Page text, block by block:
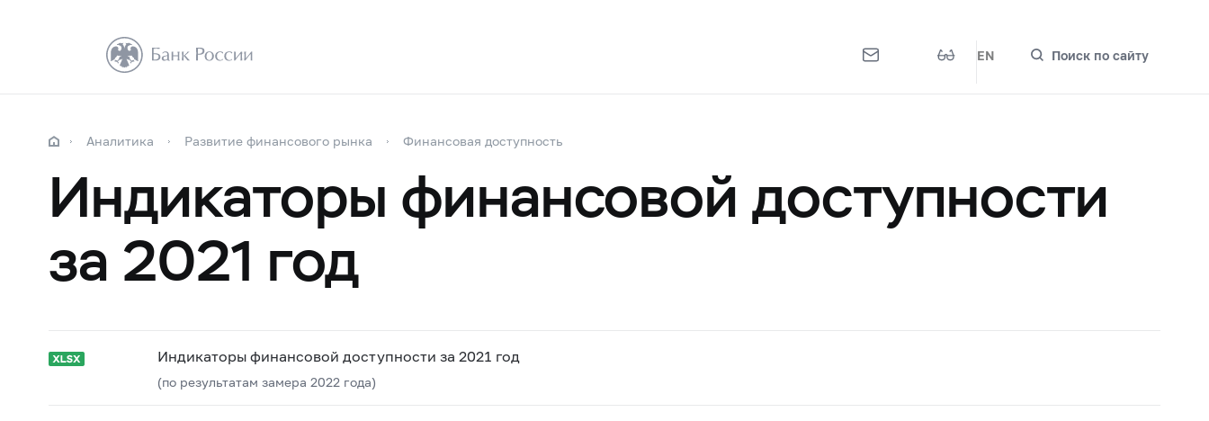
EN Поиск по сайту
Аналитика Развитие финансового рынка Финансовая доступность
Индикаторы финансовой доступности
за 2021 год
Индикаторы финансовой доступности за 2021 год
(по результатам замера 2022 года)